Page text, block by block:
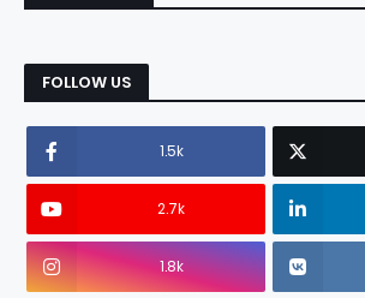
FOLLOW US
1.5k
2.7k
1.8k